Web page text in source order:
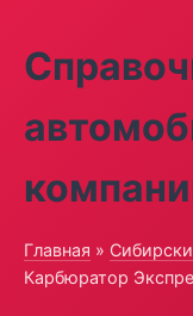
Главная »
Карбюратор